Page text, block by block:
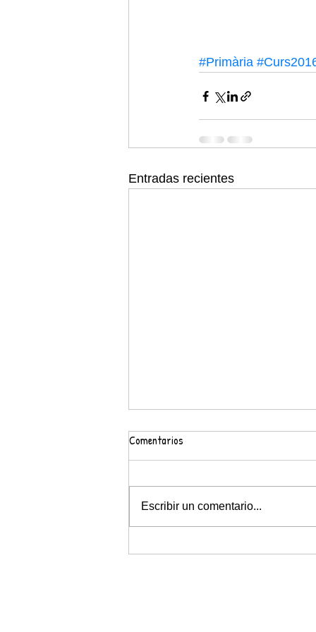
#Primària
Entradas recientes
#Aquí prou Bullying
Comentarios
Escribir un comentario...